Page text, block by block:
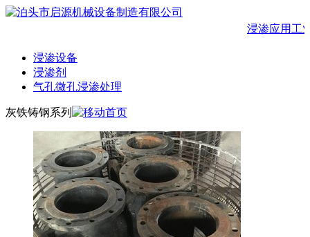
浸渗应用工
浸渗设备
浸渗剂
气孔微孔浸渗处理
灰铁铸钢系列